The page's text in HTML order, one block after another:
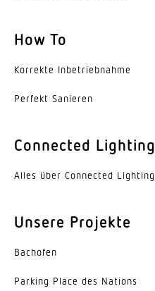
How To
Korrekte Inbe­trieb­nahme
Perfekt Sanieren
Connected Lighting
Alles über Connected Lighting
Unsere Projekte
Bachofen
Parking Place des Nations